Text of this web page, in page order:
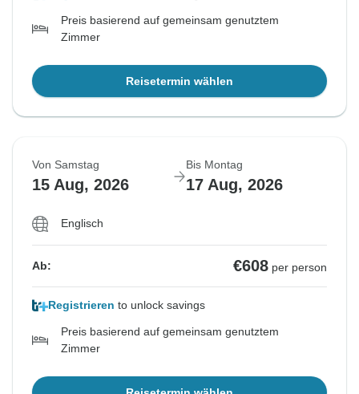
Preis basierend auf gemeinsam genutztem
Zimmer
Reisetermin wählen
Von Samstag
15 Aug, 2026
Bis Montag
17 Aug, 2026
Englisch
Ab: €608 per person
Registrieren to unlock savings
Preis basierend auf gemeinsam genutztem
Zimmer